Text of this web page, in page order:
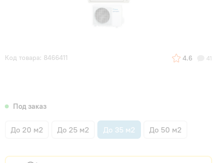
Код товара: 8466411 4.6 41
Под заказ
До 20 м2 До 25 м2 До 35 м2 До 50 м2